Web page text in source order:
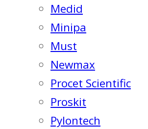
Medid
Minipa
Must
Newmax
Procet Scientific
Proskit
Pylontech